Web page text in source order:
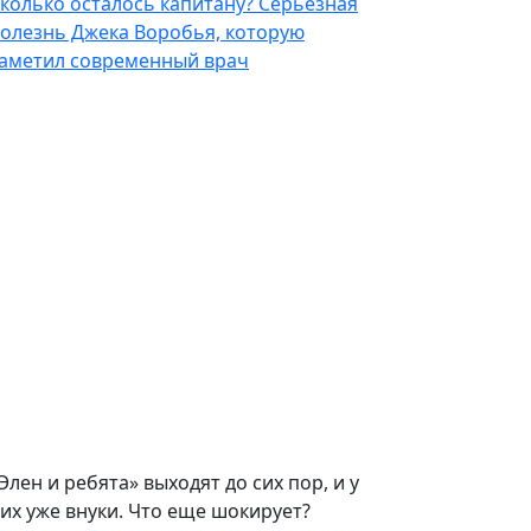
Джека Воробья, которую
современный врач
и ребята» выходят до сих пор, и у
уже внуки. Что еще шокирует?